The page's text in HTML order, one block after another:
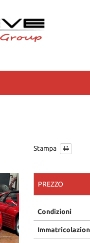
Stampa
PREZZO
Condizioni